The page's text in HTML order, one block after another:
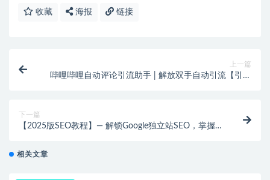
收藏 海报 链接
上一篇
哔哩哔哩自动评论引流助手 | 解放双手自动引流【引流
下一篇
【2025版SEO教程】— 解锁Google独立站SEO，掌握建
相关文章